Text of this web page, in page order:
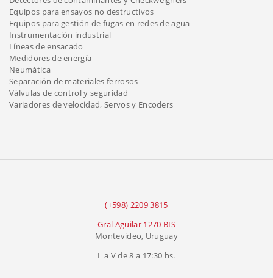
Equipos para ensayos no destructivos
Equipos para gestión de fugas en redes de agua
Instrumentación industrial
Líneas de ensacado
Medidores de energía
Neumática
Separación de materiales ferrosos
Válvulas de control y seguridad
Variadores de velocidad, Servos y Encoders
(+598) 2209 3815
Gral Aguilar 1270 BIS
Montevideo, Uruguay
L a V de 8 a 17:30 hs.